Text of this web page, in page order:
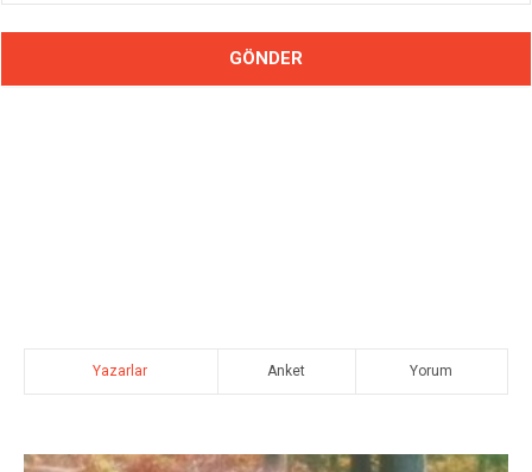
Yazarlar Anket Yorum